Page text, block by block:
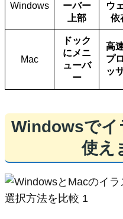
Windows
ーバー
上部
ウ
依
Mac
ドック
にメニ
ューバ
ー
高
プ
ッ
Windowsでイ
使え